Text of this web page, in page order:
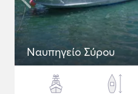
Ναυπηγείο Σύρου